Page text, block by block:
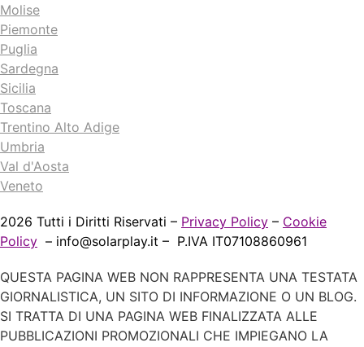
Molise
Piemonte
Puglia
Sardegna
Sicilia
Toscana
Trentino Alto Adige
Umbria
Val d'Aosta
Veneto
2026 Tutti i Diritti Riservati – Privacy Policy – Cookie
Policy – info@solarplay.it – P.IVA IT07108860961
QUESTA PAGINA WEB NON RAPPRESENTA UNA TESTATA
GIORNALISTICA, UN SITO DI INFORMAZIONE O UN BLOG.
SI TRATTA DI UNA PAGINA WEB FINALIZZATA ALLE
PUBBLICAZIONI PROMOZIONALI CHE IMPIEGANO LA